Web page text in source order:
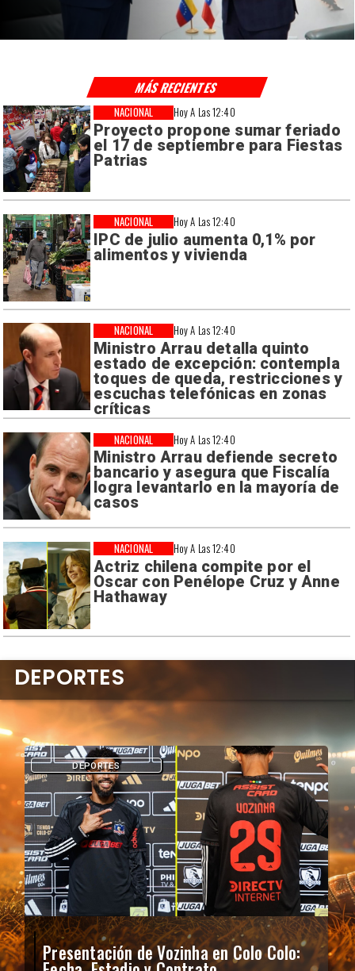
Hoy A Las 12:40
Proyecto propone sumar feriado
el 17 de septiembre para Fiestas
Patrias
NACIONAL
Hoy A Las 12:40
IPC de julio aumenta 0,1% por
alimentos y vivienda
NACIONAL
Hoy A Las 12:40
Ministro Arrau detalla quinto
estado de excepción: contempla
toques de queda, restricciones y
escuchas telefónicas en zonas
críticas
NACIONAL
Hoy A Las 12:40
Ministro Arrau defiende secreto
bancario y asegura que Fiscalía
logra levantarlo en la mayoría de
casos
NACIONAL
Hoy A Las 12:40
Actriz chilena compite por el
Oscar con Penélope Cruz y Anne
Hathaway
NACIONAL
MÁS RECIENTES
Presentación de Vozinha en Colo Colo:
DEPORTES
DEPORTES